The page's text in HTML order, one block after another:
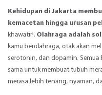
Kehidupan di Jakarta
kemacetan hingga urusan
khawatir!. Olahraga adalah
kamu berolahraga, otak akan
serotonin, dan dopamin. Semua
sama untuk membuat tubuh
merasa lebih tenang, nyaman,